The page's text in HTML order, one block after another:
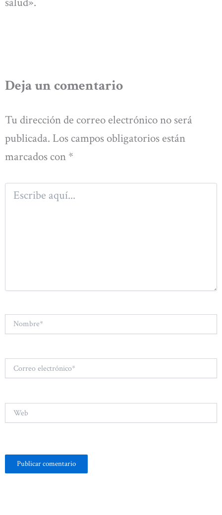
Deja un comentario
Tu dirección de correo electrónico no será
publicada. Los campos obligatorios están
marcados con *
aquí...
electrónico*